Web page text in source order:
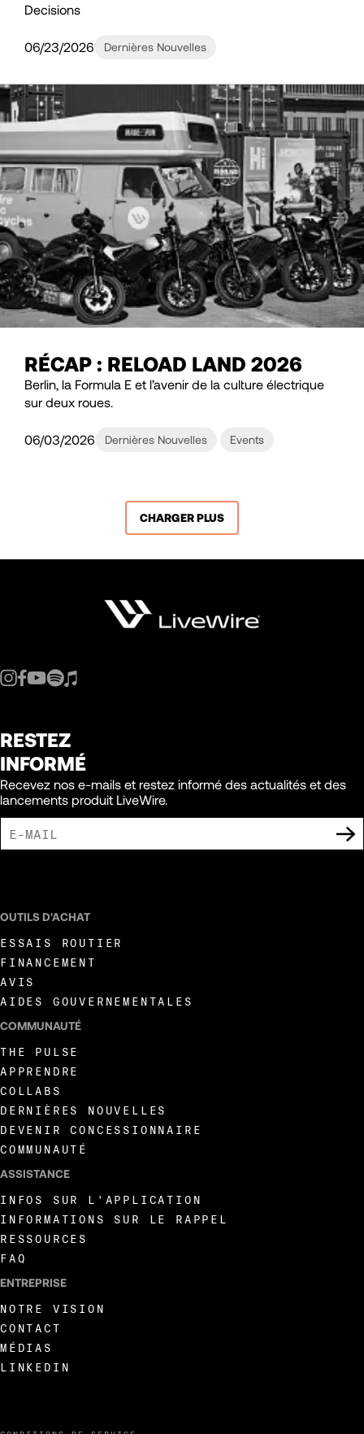
Decisions
06/23/2026 Dernières Nouvelles
RÉCAP : RELOAD LAND 2026
Berlin, la Formula E et l’avenir de la culture électrique
sur deux roues.
06/03/2026 Dernières Nouvelles Events
CHARGER PLUS
RESTEZ
INFORMÉ
Recevez nos e-mails et restez informé des actualités et des
lancements produit LiveWire.
OUTILS D'ACHAT
ESSAIS ROUTIER
FINANCEMENT
AVIS
AIDES GOUVERNEMENTALES
COMMUNAUTÉ
THE PULSE
APPRENDRE
COLLABS
DERNIÈRES NOUVELLES
DEVENIR CONCESSIONNAIRE
COMMUNAUTÉ
ASSISTANCE
INFOS SUR L'APPLICATION
INFORMATIONS SUR LE RAPPEL
RESSOURCES
FAQ
ENTREPRISE
NOTRE VISION
CONTACT
MÉDIAS
LINKEDIN